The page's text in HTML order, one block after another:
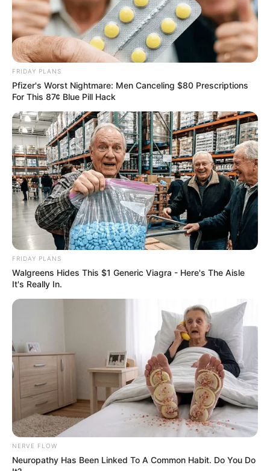
FRIDAY PLANS
Pfizer's Worst Nightmare: Men Canceling $80 Prescriptions
For This 87¢ Blue Pill Hack
FRIDAY PLANS
Walgreens Hides This $1 Generic Viagra - Here's The Aisle
It's Really In.
NERVE FLOW
Neuropathy Has Been Linked To A Common Habit. Do You Do